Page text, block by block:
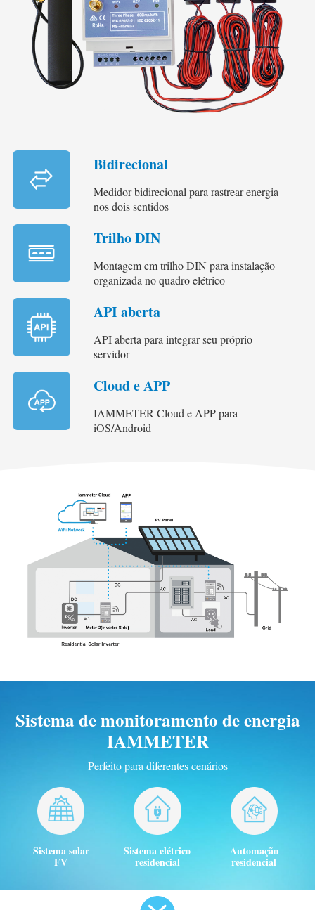
Bidirecional
Medidor bidirecional para rastrear energia
nos dois sentidos
Trilho DIN
Montagem em trilho DIN para instalação
organizada no quadro elétrico
API aberta
API aberta para integrar seu próprio
servidor
Cloud e APP
IAMMETER Cloud e APP para
iOS/Android
Sistema de monitoramento de energia
IAMMETER
Perfeito para diferentes cenários
Sistema solar
FV
Sistema elétrico
residencial
Automação
residencial